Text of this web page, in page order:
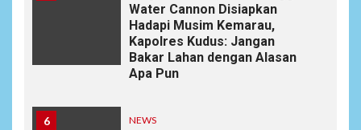
Water Cannon Disiapkan
Hadapi Musim Kemarau,
Kapolres Kudus: Jangan
Bakar Lahan dengan Alasan
Apa Pun
6 NEWS